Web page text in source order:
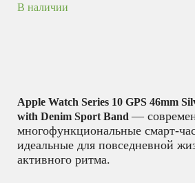
В наличии
Apple Watch Series 10 GPS 46mm
with Denim Sport Band —
многофункциональные смарт-
идеальные для повседневной
активного ритма.